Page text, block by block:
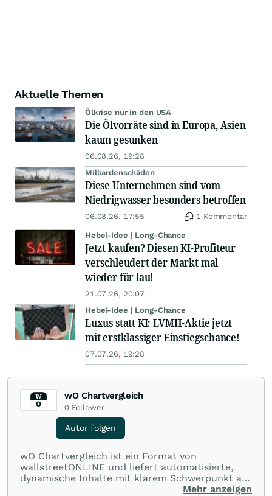
Aktuelle Themen
Ölkrise nur in den USA
Die Ölvorräte sind in Europa, Asien
kaum gesunken
06.08.26, 19:28
Milliardenschäden
Diese Unternehmen sind vom
Niedrigwasser besonders betroffen
06.08.26, 17:55 1 Kommentar
Hebel-Idee | Long-Chance
Jetzt kaufen? Diesen KI-Profiteur
verschleudert der Markt mal
wieder für lau!
21.07.26, 20:07
Hebel-Idee | Long-Chance
Luxus statt KI: LVMH-Aktie jetzt
mit erstklassiger Einstiegschance!
07.07.26, 19:28
wO Chartvergleich
0 Follower
Autor folgen
wO Chartvergleich ist ein Format von
wallstreetONLINE und liefert automatisierte,
dynamische Inhalte mit klarem Schwerpunkt auf
Charts und Performance-Vergleiche. Im Fokus
Mehr anzeigen